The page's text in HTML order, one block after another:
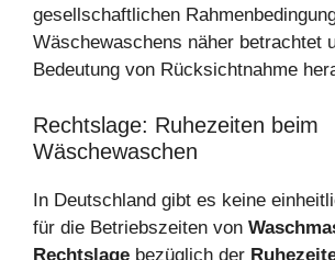
gesellschaftlichen
Wäschewaschens näher betrachtet
Bedeutung von Rücksichtnahme
Rechtslage: Ruhezeiten beim
Wäschewaschen
In Deutschland gibt es keine
für die Betriebszeiten von
Rechtslage bezüglich der